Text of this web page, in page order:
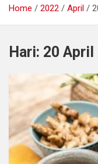
Home 2022 April
Hari: 20 April